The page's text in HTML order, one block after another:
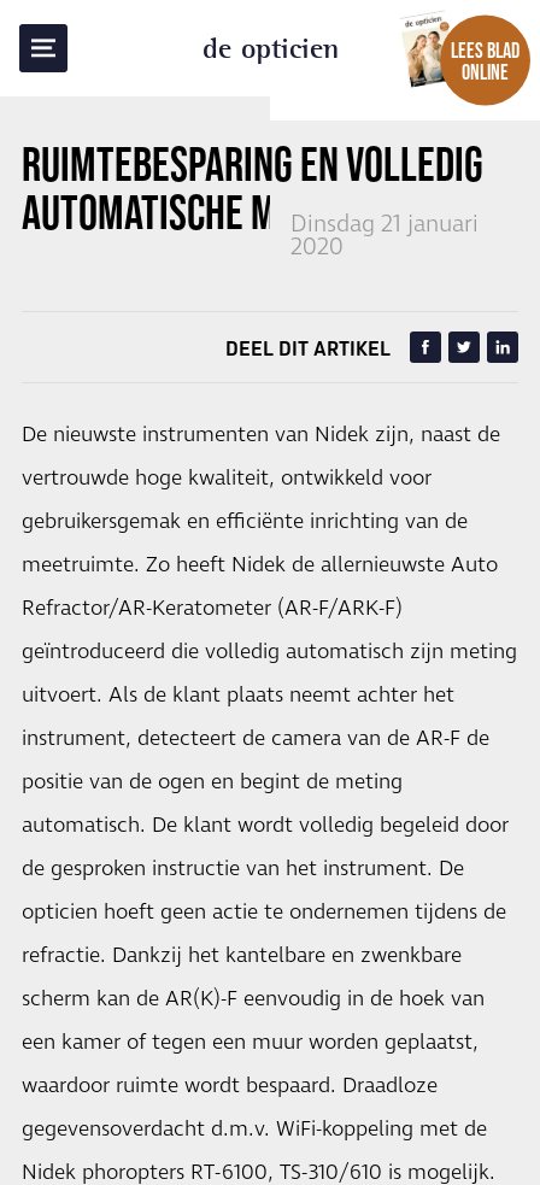
de opticien
LEES BLAD
ONLINE
RUIMTEBESPARING EN VOLLEDIG
AUTOMATISCHE METINGDinsdag 21 januari
2020
TERUG NAAR OVERZICHT
DEEL DIT ARTIKEL
De nieuwste instrumenten van Nidek zijn, naast de
vertrouwde hoge kwaliteit, ontwikkeld voor
gebruikersgemak en efficiënte inrichting van de
meetruimte. Zo heeft Nidek de allernieuwste Auto
Refractor/AR-Keratometer (AR-F/ARK-F)
geïntroduceerd die volledig automatisch zijn meting
uitvoert. Als de klant plaats neemt achter het
instrument, detecteert de camera van de AR-F de
positie van de ogen en begint de meting
automatisch. De klant wordt volledig begeleid door
de gesproken instructie van het instrument. De
opticien hoeft geen actie te ondernemen tijdens de
refractie. Dankzij het kantelbare en zwenkbare
scherm kan de AR(K)-F eenvoudig in de hoek van
een kamer of tegen een muur worden geplaatst,
waardoor ruimte wordt bespaard. Draadloze
gegevensoverdacht d.m.v. WiFi-koppeling met de
Nidek phoropters RT-6100, TS-310/610 is mogelijk.